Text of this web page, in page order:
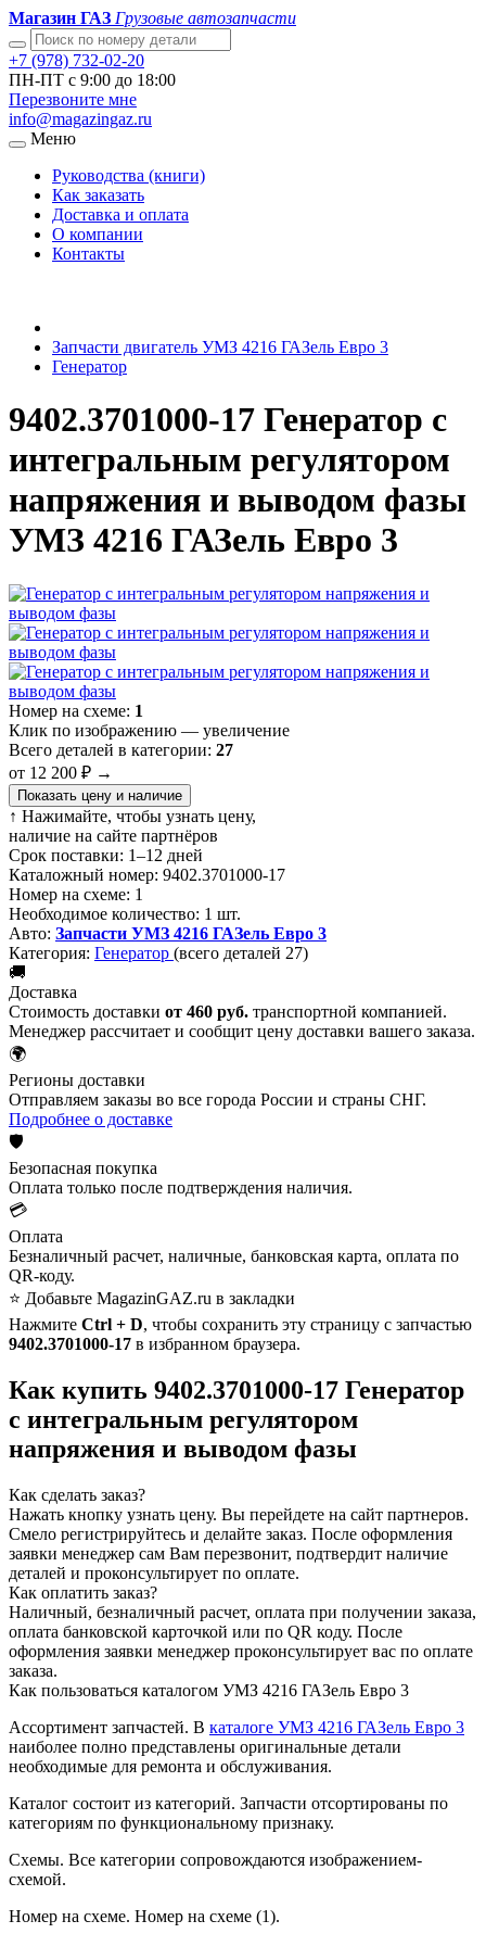
Магазин ГАЗ Грузовые автозапчасти
+7 (978) 732-02-20
ПН-ПТ с 9:00 до 18:00
Перезвоните мне
info@magazingaz.ru
Меню
Руководства (книги)
Как заказать
Доставка и оплата
О компании
Контакты
Запчасти двигатель УМЗ 4216 ГАЗель Евро 3
Генератор
9402.3701000-17 Генератор с
интегральным регулятором
напряжения и выводом фазы
УМЗ 4216 ГАЗель Евро 3
Номер на схеме: 1
Клик по изображению — увеличение
Всего деталей в категории: 27
от 12 200 ₽ →
Показать цену и наличие
↑ Нажимайте, чтобы узнать цену,
наличие на сайте партнёров
Срок поставки: 1–12 дней
Каталожный номер: 9402.3701000-17
Номер на схеме: 1
Необходимое количество: 1 шт.
Авто: Запчасти УМЗ 4216 ГАЗель Евро 3
Категория: Генератор (всего деталей 27)
🚚
Доставка
Стоимость доставки от 460 руб. транспортной компанией.
Менеджер рассчитает и сообщит цену доставки вашего заказа.
🌍
Регионы доставки
Отправляем заказы во все города России и страны СНГ.
Подробнее о доставке
🛡️
Безопасная покупка
Оплата только после подтверждения наличия.
💳
Оплата
Безналичный расчет, наличные, банковская карта, оплата по
QR-коду.
⭐ Добавьте MagazinGAZ.ru в закладки
Нажмите Ctrl + D, чтобы сохранить эту страницу с запчастью
9402.3701000-17 в избранном браузера.
Как купить 9402.3701000-17 Генератор
с интегральным регулятором
напряжения и выводом фазы
Как сделать заказ?
Нажать кнопку узнать цену. Вы перейдете на сайт партнеров.
Смело регистрируйтесь и делайте заказ. После оформления
заявки менеджер сам Вам перезвонит, подтвердит наличие
деталей и проконсультирует по оплате.
Как оплатить заказ?
Наличный, безналичный расчет, оплата при получении заказа,
оплата банковской карточкой или по QR коду. После
оформления заявки менеджер проконсультирует вас по оплате
заказа.
Как пользоваться каталогом УМЗ 4216 ГАЗель Евро 3
Ассортимент запчастей. В каталоге УМЗ 4216 ГАЗель Евро 3
наиболее полно представлены оригинальные детали
необходимые для ремонта и обслуживания.
Каталог состоит из категорий. Запчасти отсортированы по
категориям по функциональному признаку.
Схемы. Все категории сопровождаются изображением-
схемой.
Номер на схеме. Номер на схеме (1).